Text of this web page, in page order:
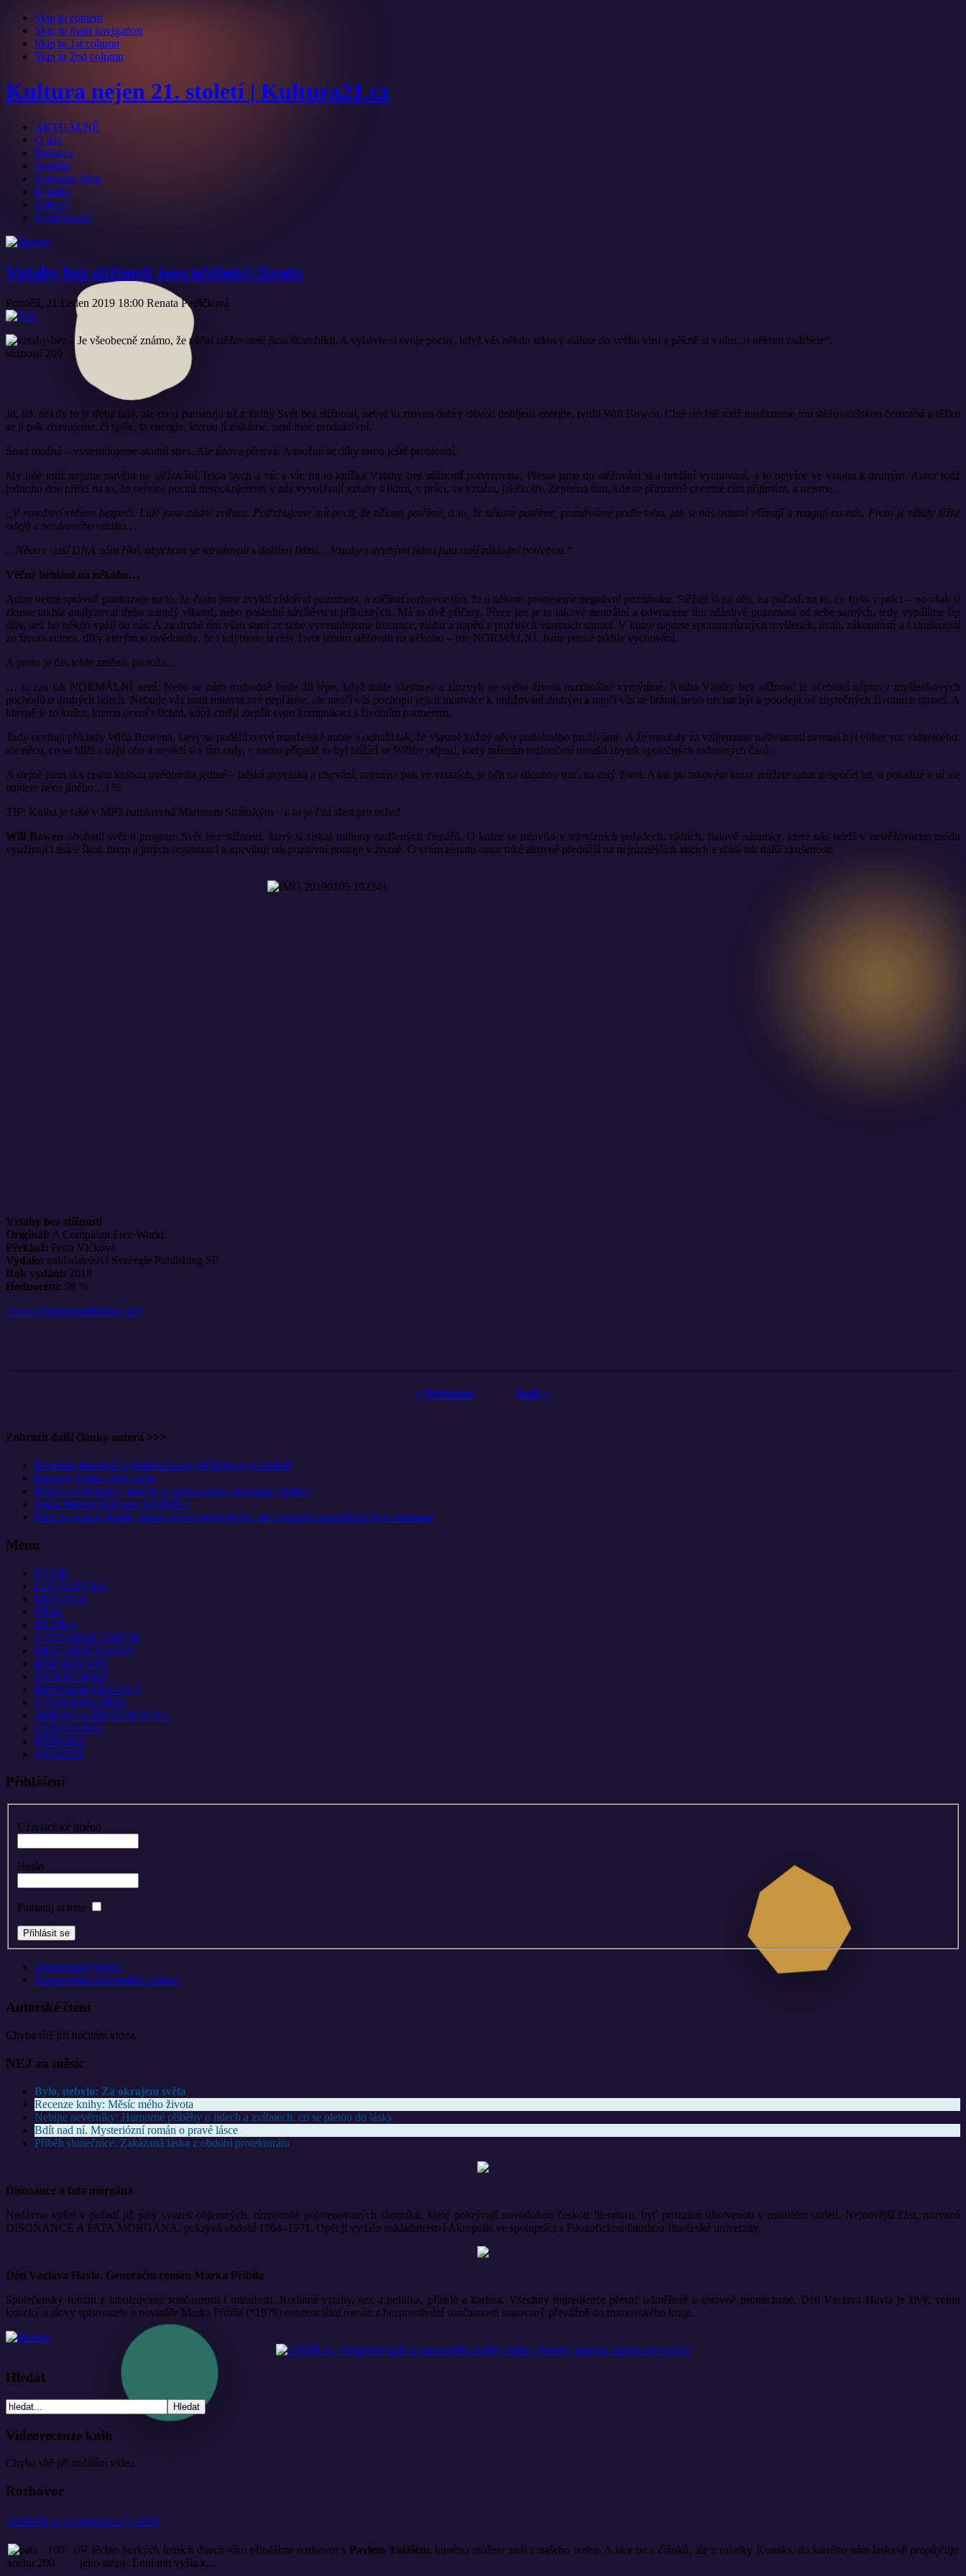
Skip to content
Skip to main navigation
Skip to 1st column
Skip to 2nd column
Kultura nejen 21. století | Kultura21.cz
AKTUÁLNĚ
O nás
Redakce
Soutěže
Autorské čtení
Komiks
Odkazy
Tvůrčí psaní
Vztahy bez stížností jsou učebnicí života
Pondělí, 21 Leden 2019 18:00 Renata Petříčková
Je všeobecně známo, že věční stěžovatelé jsou škarohlídi. A vybavte si svoje pocity, když vás někdo takový stáhne do svého víru a pěkně si s ním „o někom zadrbete“.
Jo, tak někdy to je třeba fajn, ale co si pamatuju už z knihy Svět bez stížností, nebyl to zrovna dobrý důvod dobíjení energie, tvrdil Will Bowen. Chtě nechtě totiž nasákneme tou stěžovatelskou černotou a těžko
se jí pak zbavujeme, či spíše, ta energie, kterou jí získáme, není moc produktivní.
Snad možná – vyventilujeme akutní stres. Ale únava přetrvá. A možná se díky tomu ještě prohloubí.
My lidé totiž nejsme stavěni na stěžování, řekla bych a víc a víc mi to knížka Vztahy bez stížností potvrzovala. Přesto jsme do stěžování si a brblání vychovaní, a to nejvíce ve vztahu k druhým. Autor totiž
jednoho dne přišel na to, že nejvíce pocitů nespokojenosti v nás vyvolávají vztahy s lidmi, v práci, ve vztahu, jakékoliv. Zejména tam, kde se přirozeně chceme cítit přijímáni, a nejsme.
„V množství vidíme bezpečí. Lidé jsou stádní zvířata. Potřebujeme mít pocit, že někam patříme, a to, že někam patříme, poznáváme podle toho, jak si nás ostatní všímají a reagují na nás. Proto je někdy těžké
odejít z nezdravého vztahu…
…Něco v naší DNA nám říká, abychom se sdružovali s dalšími lidmi… Vztahy s druhými lidmi jsou naší základní potřebou.“
Věčné brblání na někoho…
Autor velmi správně poukazuje na to, že často jsme zvyklí získávat pozornost, a začínat rozhovor tím, že o někom proneseme negativní poznámku. Stěžují si na děti, na počasí, na to, co bylo v práci – no však si
zkuste takhle analyzovat třeba minulý víkend, nebo poslední návštěvu u příbuzných. Má to dvě příčiny. Přece jen je to takové neutrální a odvracíme tím zdánlivě pozornost od sebe samých, tedy vypálíme šíp
dřív, než ho někdo vpálí do nás. A za druhé tím vším sami ze sebe vyventilujeme frustrace, zlobu a napětí z prožitých vlastních situací. V knize najdete spoustu různých myšlenek, úvah, zákonitostí a i zkušeností
ze života autora, díky kterým si uvědomíte, že i kdybyste si celý život jenom stěžovali na někoho – jste NORMÁLNÍ. Jsme prostě takhle vychováni.
A proto je čas tohle změnit, protože…
… to zas tak NORMÁLNÍ není. Nebo se nám rozhodně bude žít lépe, když tuhle vlastnost a zlozvyk ze svého života maximálně vymýtíme. Kniha Vztahy bez stížností je učebnicí nápravy myšlenkových
pochodů o druhých lidech. Nebude vás nutit milovat své nepřátele, ale naučí vás pochopit jejich motivace k ubližování druhým a naučí vás se bránit, nebo nechat být a poodejít od zbytečných životních situací. A
hlavně je to kniha, kterou ocení všichni, kdož chtějí zlepšit svou komunikaci s životním partnerem.
Tady oceňuji příklady Willa Bowena, který se podělil o své manželské trable a odhalil tak, že vlastně každý něco podobného prožíváme. A že mnohdy za vzájemnou naštvaností nemusí být vůbec nic viditelného,
ale něco, co se blíží a trápí oba a nevědí si s tím rady, v tomto případě to byl blížící se Willův odjezd, který tušením rozloučení narušil zbytek společných radostných časů.
A stejně jsem si s celou knihou uvědomila jediné – lidská psychika a chování, zejména pak ve vztazích, je běh na dlouhou trať, na celý život. A tak po takovéto knize můžete sahat nespočet let, a pokaždé v ní ale
najdete něco jiného…) %
TIP: Kniha je také v MP3 namluvená Martinem Stránským – a to je čirá slast pro ucho!
Will Bowen obohatil svět o program Svět bez stížností, který si získal miliony nadšených čtenářů. O knize se mluvilo v televizních pořadech, rádiích, fialové náramky, které nás udrží v nestěžovacím módu
využívají i tisíce škol, firem a jiných organizací a upevňují tak pozitivní postoje v životě. O svém tématu autor také aktivně přednáší na nejrůznějších akcích a sbírá tak další zkušenosti.
Vztahy bez stížnosti
Originál: A Complaint Free World
Překlad: Petra Vlčková
Vydalo: nakladatelství Synergie Publishing SE
Rok vydání: 2018
Hodnocení: 98 %
www.synergiepublishing.com
< Předchozí Další >
Zobrazit další články autora >>>
Recenze: Intuitivní vykládací karty od Rebeccy Cambell
Kiersten White: Dům ticha
Blíží se Svět knihy: Jaké to je očima autora Antonína Deliše?
Jason Mason: Můj otec byl MIB 4
Hlad po matce. Kniha, která otevírá nejen týrání, ale i sexuální zneužívání dcer matkami
Menu
ÚVOD
LITERATURA
DIVADLO
FILM
HUDBA
VÝTVARNÉ UMĚNÍ
MLUVENÉ SLOVO
ROZHOVORY
SPOLEČNOST
HISTORIE/TRADICE
ČTENÍ PRO DĚTI
ZDRAVÍ A ŽIVOTNÍ STYL
CESTOVÁNÍ
PŘÍRODA
OSTATNÍ
Přihlášení
Uživatelské jméno
Heslo
Pamatuj si mne
Zapomenuté heslo?
Zapomenuté uživatelské jméno?
Autorské čtení
Chyba sítě při načítání videa.
NEJ za měsíc
Bylo, nebylo: Za okrajem světa
Recenze knihy: Měsíc mého života
Nebijte nevěrníky: Humorné příběhy o lidech a zvířatech, co se pletou do lásky
Bdít nad ní. Mysteriózní román o pravé lásce
Příběh slunečnice. Zakázaná láska z období protektorátu
Disonance a fata morgána
Nedávno vyšel v pořadí již pátý svazek objemných, různorodě pojmenovaných sborníků, které pokrývají novodobou českou literaturu, byť prozatím ukotvenou v minulém století. Nejnovější část, nazvaná
DISONANCE A FATA MORGÁNA, pokrývá období 1964–1971. Opět ji vydalo nakladatelství Akropolis ve spolupráci s Filozofickou fakultou Jihočeské univerzity.
Děti Václava Havla. Generační román Marka Přibila
Společenský román z tabuizované současnosti i minulosti. Rodinné vztahy, sex a politika, přátelé a kariéra. Všechny ingredience přesně odměřené a správně promíchané. Děti Václava Havla je živý, velmi
kritický a slovy spisovatele a novináře Marka Přibila (*1976) existenciální román z bezprostřední současnosti situovaný převážně do trutnovského kraje.
Hledat
Videorecenze knih
Chyba sítě při načítání videa.
Rozhovor
Zchlaďte se u rozhovoru O sněhu
V těchto horkých letních dnech vám přinášíme rozhovor s Pavlem Talašem, kterého můžete znát z našeho webu. A sice ne z článků, ale z rubriky Komiks, do kterého nám laskavě propůjčuje
jeho stripy. Loni mu vyšla k...